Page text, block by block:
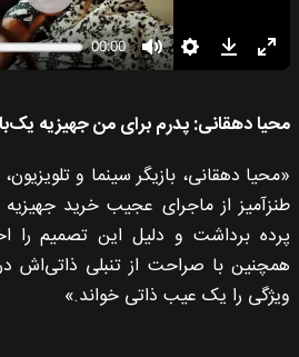
محیا دهقانی: پدرم برای من جهیزیه
«محیا دهقانی، بازیگر سینما و
طنزآمیز از ماجرای عجیب خرید
پرده برداشت و دلیل این تصمیم را
همچنین با صراحت از تنبلی ذاتی‌اش
ویژگی را یک عیب ذاتی خواند.»